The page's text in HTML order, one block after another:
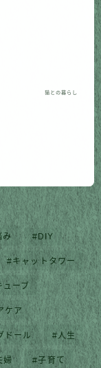
猫との暮らし
み DIY
キャットタワー
ーブ
ケア
ドール 人生
婦 子育て